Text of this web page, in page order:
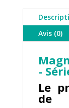
Macronie
-
VéritéAvis (0)
-
Le
de